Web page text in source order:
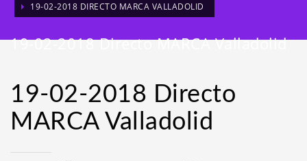
19-02-2018 DIRECTO MARCA VALLADOLID
19-02-2018 Directo MARCA Valladolid
19-02-2018 Directo
MARCA Valladolid